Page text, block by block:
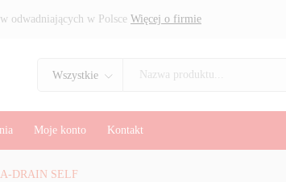
odwadniających w Polsce Więcej o firmie
Wszystkie
Moje konto Kontakt
DRAIN SELF
SELF